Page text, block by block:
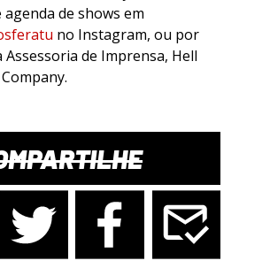
agenda de shows em
no Instagram, ou por
Assessoria de Imprensa, Hell